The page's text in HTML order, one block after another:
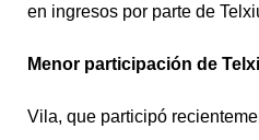
en ingresos por parte de
Menor participación de
Vila, que participó